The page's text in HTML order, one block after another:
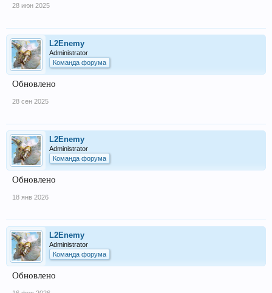
28 июн 2025
L2Enemy
Administrator
Команда форума
Обновлено
28 сен 2025
L2Enemy
Administrator
Команда форума
Обновлено
18 янв 2026
L2Enemy
Administrator
Команда форума
Обновлено